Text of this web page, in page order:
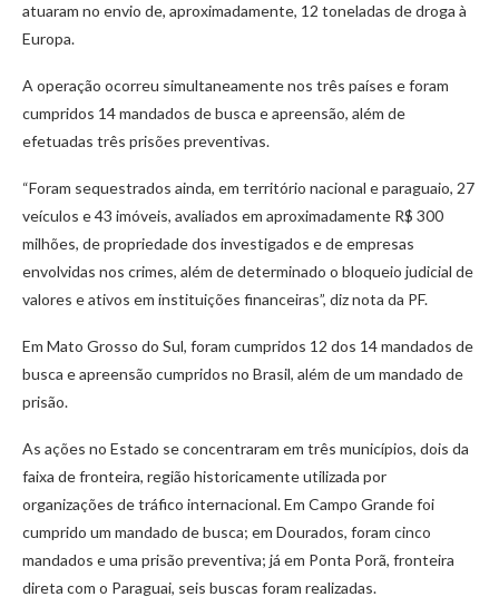
atuaram no envio de, aproximadamente, 12 toneladas de droga à
Europa.
A operação ocorreu simultaneamente nos três países e foram
cumpridos 14 mandados de busca e apreensão, além de
efetuadas três prisões preventivas.
“Foram sequestrados ainda, em território nacional e paraguaio, 27
veículos e 43 imóveis, avaliados em aproximadamente R$ 300
milhões, de propriedade dos investigados e de empresas
envolvidas nos crimes, além de determinado o bloqueio judicial de
valores e ativos em instituições financeiras”, diz nota da PF.
Em Mato Grosso do Sul, foram cumpridos 12 dos 14 mandados de
busca e apreensão cumpridos no Brasil, além de um mandado de
prisão.
As ações no Estado se concentraram em três municípios, dois da
faixa de fronteira, região historicamente utilizada por
organizações de tráfico internacional. Em Campo Grande foi
cumprido um mandado de busca; em Dourados, foram cinco
mandados e uma prisão preventiva; já em Ponta Porã, fronteira
direta com o Paraguai, seis buscas foram realizadas.